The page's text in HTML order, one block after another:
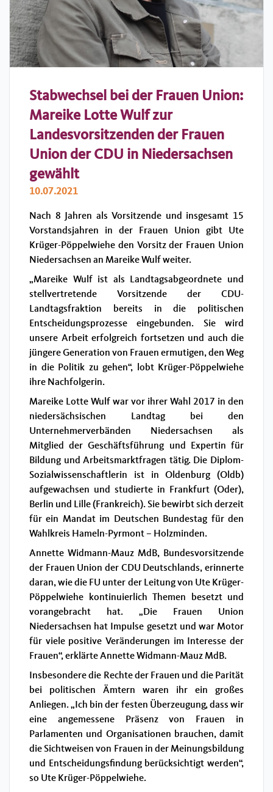
Stabwechsel bei der Frauen Union:
Mareike Lotte Wulf zur
Landesvorsitzenden der Frauen
Union der CDU in Niedersachsen
gewählt
10.07.2021
Nach 8 Jahren als Vorsitzende und insgesamt 15
Vorstandsjahren in der Frauen Union gibt Ute
Krüger-Pöppelwiehe den Vorsitz der Frauen Union
Niedersachsen an Mareike Wulf weiter.
„Mareike Wulf ist als Landtagsabgeordnete und
stellvertretende Vorsitzende der CDU-
Landtagsfraktion bereits in die politischen
Entscheidungsprozesse eingebunden. Sie wird
unsere Arbeit erfolgreich fortsetzen und auch die
jüngere Generation von Frauen ermutigen, den Weg
in die Politik zu gehen“, lobt Krüger-Pöppelwiehe
ihre Nachfolgerin.
Mareike Lotte Wulf war vor ihrer Wahl 2017 in den
niedersächsischen Landtag bei den
Unternehmerverbänden Niedersachsen als
Mitglied der Geschäftsführung und Expertin für
Bildung und Arbeitsmarktfragen tätig. Die Diplom-
Sozialwissenschaftlerin ist in Oldenburg (Oldb)
aufgewachsen und studierte in Frankfurt (Oder),
Berlin und Lille (Frankreich). Sie bewirbt sich derzeit
für ein Mandat im Deutschen Bundestag für den
Wahlkreis Hameln-Pyrmont – Holzminden.
Annette Widmann-Mauz MdB, Bundesvorsitzende
der Frauen Union der CDU Deutschlands, erinnerte
daran, wie die FU unter der Leitung von Ute Krüger-
Pöppelwiehe kontinuierlich Themen besetzt und
vorangebracht hat. „Die Frauen Union
Niedersachsen hat Impulse gesetzt und war Motor
für viele positive Veränderungen im Interesse der
Frauen“, erklärte Annette Widmann-Mauz MdB.
Insbesondere die Rechte der Frauen und die Parität
bei politischen Ämtern waren ihr ein großes
Anliegen. „Ich bin der festen Überzeugung, dass wir
eine angemessene Präsenz von Frauen in
Parlamenten und Organisationen brauchen, damit
die Sichtweisen von Frauen in der Meinungsbildung
und Entscheidungsfindung berücksichtigt werden“,
so Ute Krüger-Pöppelwiehe.